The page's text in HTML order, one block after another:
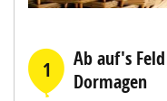
1
Ab auf's
Dormagen